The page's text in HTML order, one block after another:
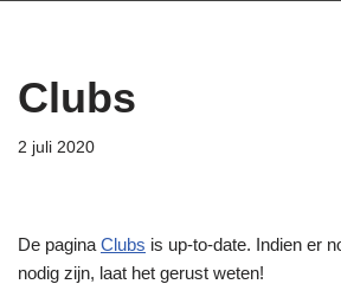
Clubs
2 juli 2020
De pagina Clubs is up-to-date. Indien er
nodig zijn, laat het gerust weten!